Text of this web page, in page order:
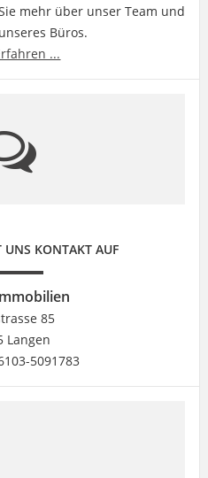
mehr über unser Team und
Büros.
...
KONTAKT AUF
85
Langen
5091783